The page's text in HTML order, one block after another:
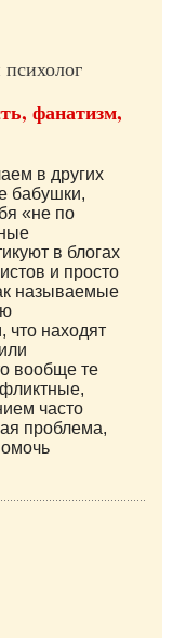
фанатизм,
в других
бабушки,
«не по
в блогах
и просто
называемые
что находят
вообще те
часто
проблема,